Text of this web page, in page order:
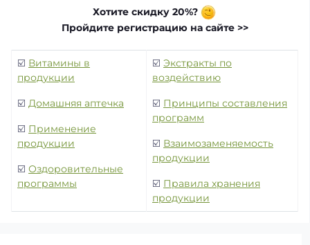
Хотите скидку 20%?
Пройдите регистрацию на сайте >>
☑️ Витамины в
продукции
☑️ Домашняя аптечка
☑️ Применение
продукции
☑️ Оздоровительные
программы
☑️ Экстракты по
воздействию
☑️ Принципы составления
программ
☑️ Взаимозаменяемость
продукции
☑️ Правила хранения
продукции